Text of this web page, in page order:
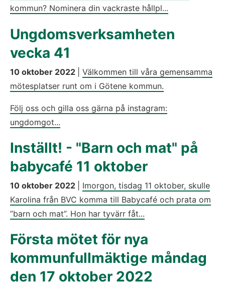
kommun? Nominera din vackraste hållpl...
Ungdomsverksamheten
vecka 41
10 oktober 2022
Välkommen till våra gemensamma
mötesplatser runt om i Götene kommun.
Följ oss och gilla oss gärna på instagram:
ungdomgot...
Inställt! - "Barn och mat" på
babycafé 11 oktober
10 oktober 2022
Imorgon, tisdag 11 oktober, skulle
Karolina från BVC komma till Babycafé och prata om
”barn och mat”. Hon har tyvärr fåt...
Första mötet för nya
kommunfullmäktige måndag
den 17 oktober 2022